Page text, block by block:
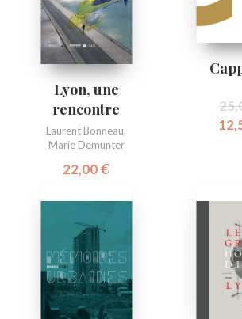
Lyon, une
rencontre
Laurent Bonneau,
Marie Demunter
22,00€